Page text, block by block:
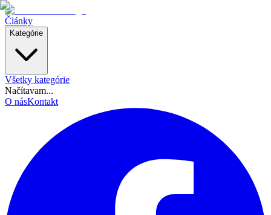
Články
Kategórie
Všetky kategórie
Načítavam...
O násKontakt